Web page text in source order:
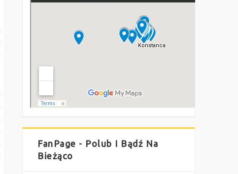
FanPage - Polub I Bądź Na
Bieżąco